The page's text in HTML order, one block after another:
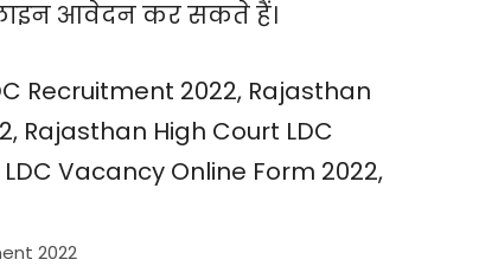
आवेदन कर सकते हैं।
2022